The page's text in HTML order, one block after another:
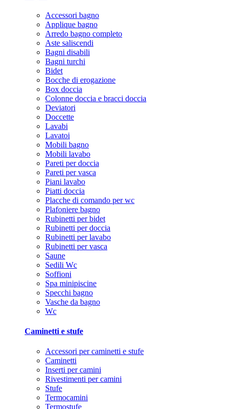
Accessori bagno
Applique bagno
Arredo bagno completo
Aste saliscendi
Bagni disabili
Bagni turchi
Bidet
Bocche di erogazione
Box doccia
Colonne doccia e bracci doccia
Deviatori
Doccette
Lavabi
Lavatoi
Mobili bagno
Mobili lavabo
Pareti per doccia
Pareti per vasca
Piani lavabo
Piatti doccia
Placche di comando per wc
Plafoniere bagno
Rubinetti per bidet
Rubinetti per doccia
Rubinetti per lavabo
Rubinetti per vasca
Saune
Sedili Wc
Soffioni
Spa minipiscine
Specchi bagno
Vasche da bagno
Wc
Caminetti e stufe
Accessori per caminetti e stufe
Caminetti
Inserti per camini
Rivestimenti per camini
Stufe
Termocamini
Termostufe